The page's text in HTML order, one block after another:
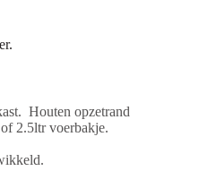
Houten opzetrand
2.5ltr voerbakje.